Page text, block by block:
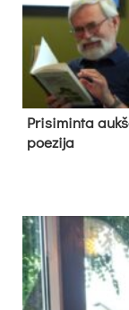
Pri­si­min­ta
poe­zi­ja